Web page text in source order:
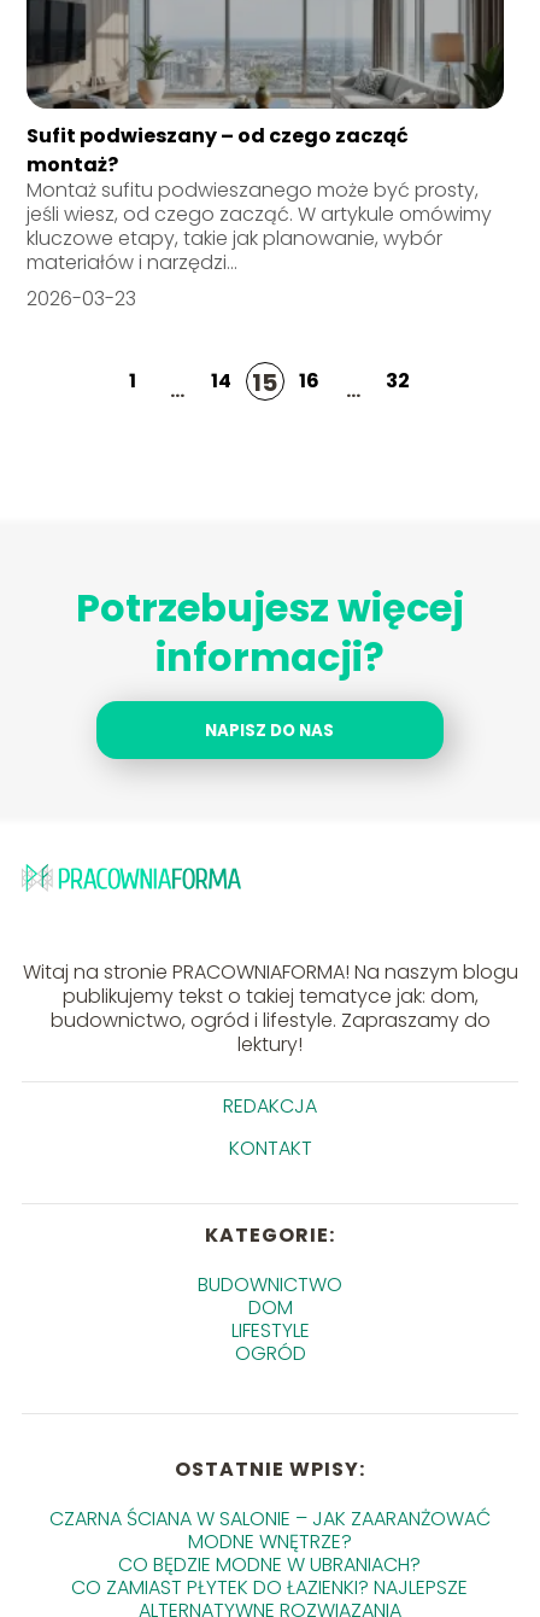
Sufit podwieszany – od czego zacząć
montaż?
Montaż sufitu podwieszanego może być prosty,
jeśli wiesz, od czego zacząć. W artykule omówimy
kluczowe etapy, takie jak planowanie, wybór
materiałów i narzędzi...
2026-03-23
1 ... 14 15 16 ... 32
Potrzebujesz więcej
informacji?
NAPISZ DO NAS
Witaj na stronie PRACOWNIAFORMA! Na naszym blogu
publikujemy tekst o takiej tematyce jak: dom,
budownictwo, ogród i lifestyle. Zapraszamy do
lektury!
REDAKCJA
KONTAKT
KATEGORIE:
BUDOWNICTWO
DOM
LIFESTYLE
OGRÓD
OSTATNIE WPISY:
CZARNA ŚCIANA W SALONIE – JAK ZAARANŻOWAĆ
MODNE WNĘTRZE?
CO BĘDZIE MODNE W UBRANIACH?
CO ZAMIAST PŁYTEK DO ŁAZIENKI? NAJLEPSZE
ALTERNATYWNE ROZWIĄZANIA